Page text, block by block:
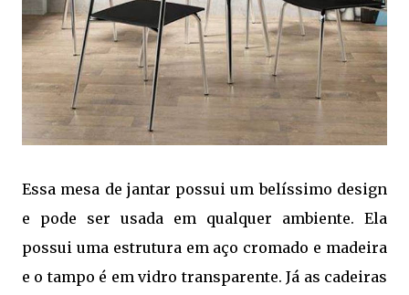
Essa mesa de jantar possui um belíssimo design
e pode ser usada em qualquer ambiente. Ela
possui uma estrutura em aço cromado e madeira
e o tampo é em vidro transparente. Já as cadeiras